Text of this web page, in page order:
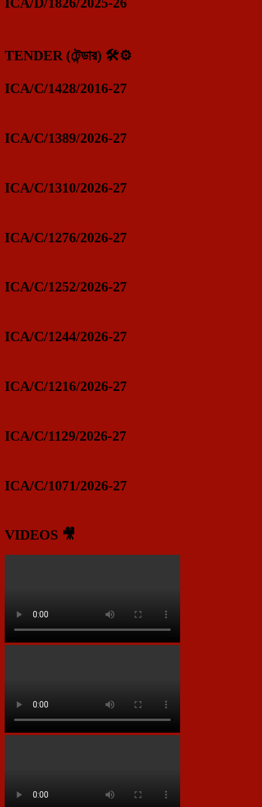
ICA/D/1826/2025-26
TENDER (টেন্ডার) 🛠️⚙️
ICA/C/1428/2016-27
ICA/C/1389/2026-27
ICA/C/1310/2026-27
ICA/C/1276/2026-27
ICA/C/1252/2026-27
ICA/C/1244/2026-27
ICA/C/1216/2026-27
ICA/C/1129/2026-27
ICA/C/1071/2026-27
VIDEOS 🎥